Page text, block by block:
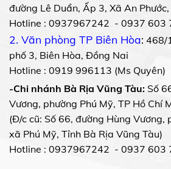
đường Lê Duẩn, Ấp 3, Xã An
Hotline : 0937967242 - 0937 603
2. Văn phòng TP Biên Hòa: 468/
phố 3, Biên Hòa, Đồng Nai
Hotline : 0919 996113 (Ms Quyên)
-Chi nhánh Bà Rịa Vũng Tàu: Số
Vương, phường Phú Mỹ, TP Hồ Chí
(Đ/c cũ: Số 66, đường Hùng Vương,
xã Phú Mỹ, Tỉnh Bà Rịa Vũng Tàu)
Hotline : 0937967242 - 0937 603